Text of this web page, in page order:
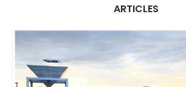
ARTICLES